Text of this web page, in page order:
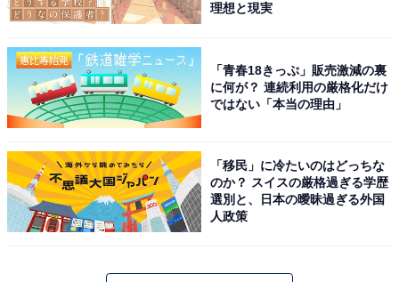
理想と現実
「青春18きっぷ」販売激減の裏
に何が？ 連続利用の厳格化だけ
ではない「本当の理由」
「移民」に冷たいのはどっちな
のか？ スイスの厳格過ぎる学歴
選別と、日本の曖昧過ぎる外国
人政策